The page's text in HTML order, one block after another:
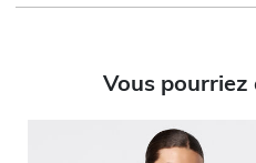
Vous pourriez